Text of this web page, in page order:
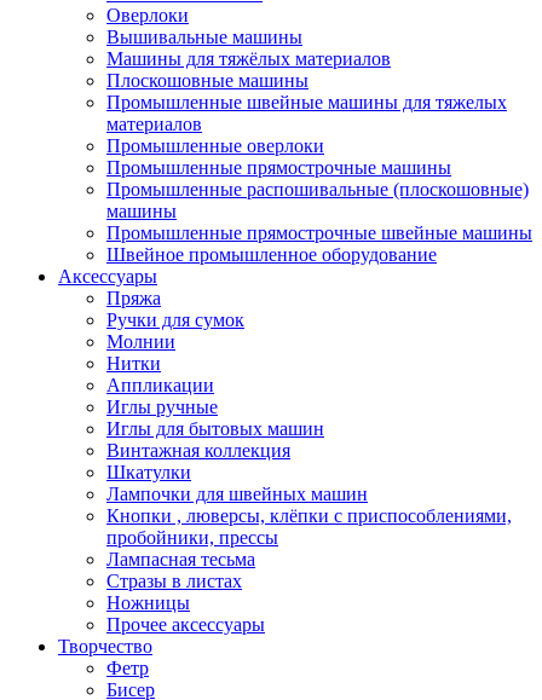
Оверлоки
Вышивальные машины
Машины для тяжёлых материалов
Плоскошовные машины
Промышленные швейные машины для тяжелых
материалов
Промышленные оверлоки
Промышленные прямострочные машины
Промышленные распошивальные (плоскошовные)
машины
Промышленные прямострочные швейные машины
Швейное промышленное оборудование
Аксессуары
Пряжа
Ручки для сумок
Молнии
Нитки
Аппликации
Иглы ручные
Иглы для бытовых машин
Винтажная коллекция
Шкатулки
Лампочки для швейных машин
Кнопки , люверсы, клёпки с приспособлениями,
пробойники, прессы
Лампасная тесьма
Стразы в листах
Ножницы
Прочее аксессуары
Творчество
Фетр
Бисер